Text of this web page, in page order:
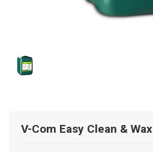
V-Com Easy Clean & Wax